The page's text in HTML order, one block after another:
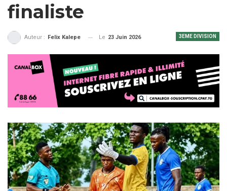
finaliste
3EME DIVISION
Auteur : Felix Kalepe Le 23 Juin 2026